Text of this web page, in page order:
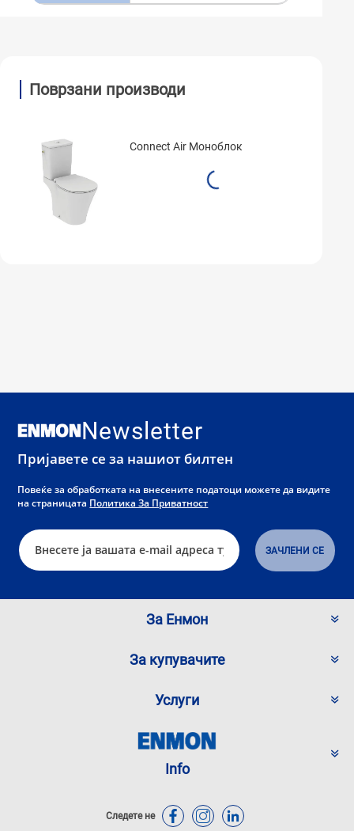
Поврзани производи
Connect Air Моноблок
Newsletter
Пријавете се за нашиот билтен
Повеќе за обработката на внесените податоци можете да видите
на страницата Политика За Приватност
За Енмон
За купувачите
Услуги
Info
Следете не